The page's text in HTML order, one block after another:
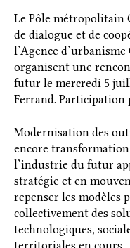
Le Pôle métropolitain
de dialogue et de
l’Agence
organisent une
futur le mercredi 5
Ferrand.
Modernisation des
encore
l’industrie du futur
stratégie et en
repenser les modèles
collectivement des
technologiques,